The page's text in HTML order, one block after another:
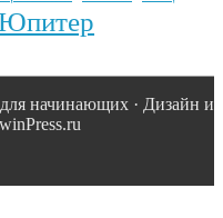
начинающих · Дизайн и